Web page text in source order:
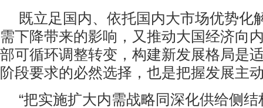
既立足国内、依托国内大市场优势化
需下降带来的影响，又推动大国经济向
部可循环调整转变，构建新发展格局是
阶段要求的必然选择，也是把握发展主
“把实施扩大内需战略同深化供给侧